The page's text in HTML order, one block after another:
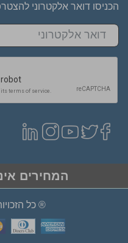
הכניסו דואר אלקטרוני
המחירים
® כל הזכויות